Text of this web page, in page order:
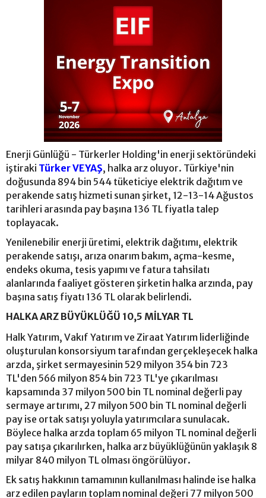
Enerji Günlüğü - Türkerler Holding'in enerji sektöründeki
iştiraki Türker VEYAŞ, halka arz oluyor. Türkiye'nin
doğusunda 894 bin 544 tüketiciye elektrik dağıtım ve
perakende satış hizmeti sunan şirket, 12-13-14 Ağustos
tarihleri arasında pay başına 136 TL fiyatla talep
toplayacak.
Yenilenebilir enerji üretimi, elektrik dağıtımı, elektrik
perakende satışı, arıza onarım bakım, açma-kesme,
endeks okuma, tesis yapımı ve fatura tahsilatı
alanlarında faaliyet gösteren şirketin halka arzında, pay
başına satış fiyatı 136 TL olarak belirlendi.
HALKA ARZ BÜYÜKLÜĞÜ 10,5 MİLYAR TL
Halk Yatırım, Vakıf Yatırım ve Ziraat Yatırım liderliğinde
oluşturulan konsorsiyum tarafından gerçekleşecek halka
arzda, şirket sermayesinin 529 milyon 354 bin 723
TL'den 566 milyon 854 bin 723 TL'ye çıkarılması
kapsamında 37 milyon 500 bin TL nominal değerli pay
sermaye artırımı, 27 milyon 500 bin TL nominal değerli
pay ise ortak satışı yoluyla yatırımcılara sunulacak.
Böylece halka arzda toplam 65 milyon TL nominal değerli
pay satışa çıkarılırken, halka arz büyüklüğünün yaklaşık 8
milyar 840 milyon TL olması öngörülüyor.
Ek satış hakkının tamamının kullanılması halinde ise halka
arz edilen payların toplam nominal değeri 77 milyon 500